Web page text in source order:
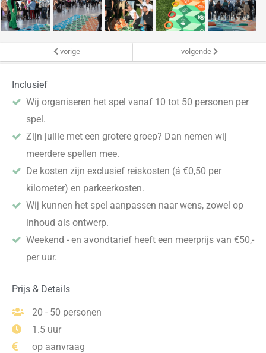
vorige volgende
Inclusief
Wij organiseren het spel vanaf 10 tot 50 personen per
spel.
Zijn jullie met een grotere groep? Dan nemen wij
meerdere spellen mee.
De kosten zijn exclusief reiskosten (á €0,50 per
kilometer) en parkeerkosten.
Wij kunnen het spel aanpassen naar wens, zowel op
inhoud als ontwerp.
Weekend - en avondtarief heeft een meerprijs van €50,-
per uur.
Prijs & Details
20 - 50 personen
1.5 uur
op aanvraag